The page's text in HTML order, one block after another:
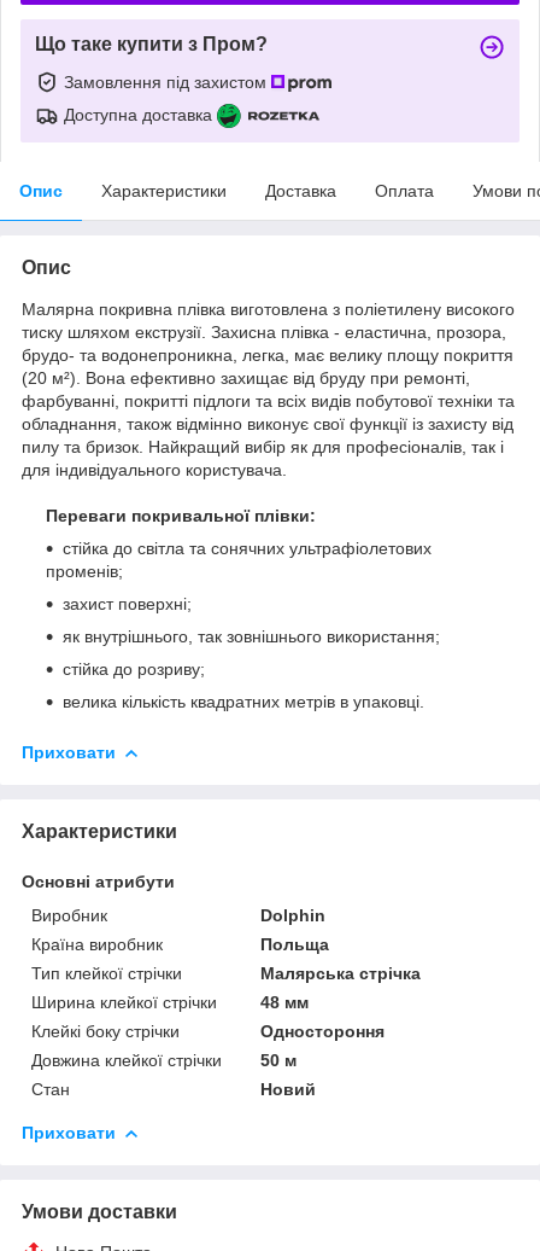
Що таке купити з Пром?
Замовлення під захистом
Доступна доставка
Опис Характеристики Доставка Оплата Умови
Опис
Малярна покривна плівка виготовлена з поліетилену високого
тиску шляхом екструзії. Захисна плівка - еластична, прозора,
брудо- та водонепроникна, легка, має велику площу покриття
(20 м²). Вона ефективно захищає від бруду при ремонті,
фарбуванні, покритті підлоги та всіх видів побутової техніки та
обладнання, також відмінно виконує свої функції із захисту від
пилу та бризок. Найкращий вибір як для професіоналів, так і
для індивідуального користувача.
Переваги покривальної плівки:
стійка до світла та сонячних ультрафіолетових
променів;
захист поверхні;
як внутрішнього, так зовнішнього використання;
стійка до розриву;
велика кількість квадратних метрів в упаковці.
Приховати
Характеристики
Основні атрибути
Виробник
Dolphin
Країна виробник
Польща
Тип клейкої стрічки
Малярська стрічка
Ширина клейкої стрічки
48 мм
Клейкі боку стрічки
Одностороння
Довжина клейкої стрічки
50 м
Стан
Новий
Приховати
Умови доставки